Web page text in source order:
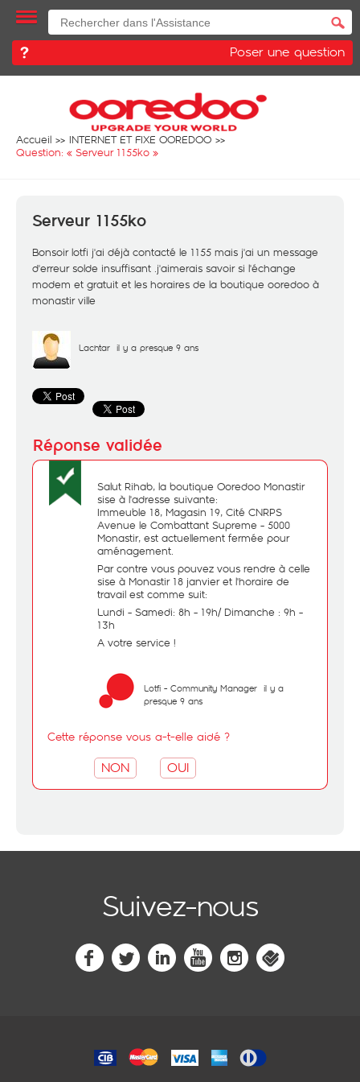
Poser une question
Accueil
INTERNET ET FIXE OOREDOO
Question: « Serveur 1155ko »
Serveur 1155ko
Bonsoir lotfi j'ai déjà contacté le 1155 mais j'ai un message
d'erreur solde insuffisant .j'aimerais savoir si l'échange
modem et gratuit et les horaires de la boutique ooredoo à
monastir ville
Lachtar il y a presque 9 ans
Salut Rihab, la boutique Ooredoo Monastir
sise à l'adresse suivante:
Immeuble 18, Magasin 19, Cité CNRPS
Avenue le Combattant Supreme - 5000
Monastir, est actuellement fermée pour
aménagement.
Par contre vous pouvez vous rendre à celle
sise à Monastir 18 janvier et l'horaire de
travail est comme suit:
Lundi - Samedi: 8h - 19h/ Dimanche : 9h -
13h
A votre service !
Lotfi - Community Manager il y a
presque 9 ans
Cette réponse vous a-t-elle aidé ?
NON OUI
Suivez-nous